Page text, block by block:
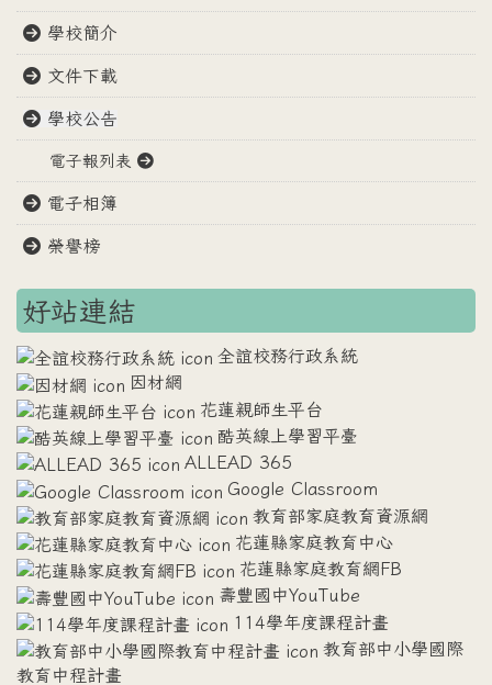
學校簡介
文件下載
學校公告
電子報列表
電子相簿
榮譽榜
好站連結
全誼校務行政系統
因材網
花蓮親師生平台
酷英線上學習平臺
ALLEAD 365
Google Classroom
教育部家庭教育資源網
花蓮縣家庭教育中心
花蓮縣家庭教育網FB
壽豐國中YouTube
114學年度課程計畫
教育部中小學國際
教育中程計畫